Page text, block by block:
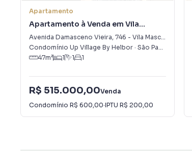
Apartamento
Apartamento à Venda em Vila
Mascote
Avenida Damasceno Vieira, 746 - Vila Mascote
Condomínio Up Village By Helbor · São Paulo
47m² 1 1 1
R$ 515.000,00Venda
Condomínio R$ 600,00·IPTU R$ 200,00